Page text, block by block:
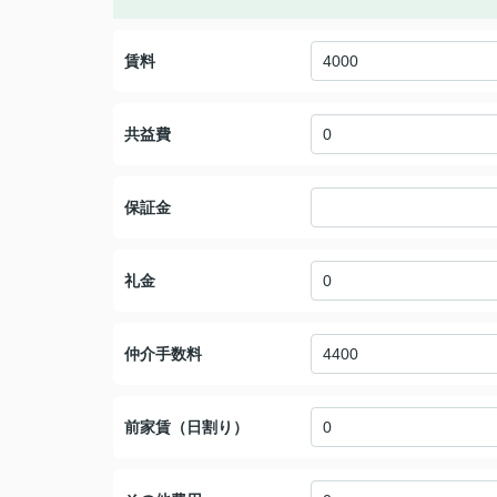
賃料
共益費
保証金
礼金
仲介手数料
前家賃（日割り）